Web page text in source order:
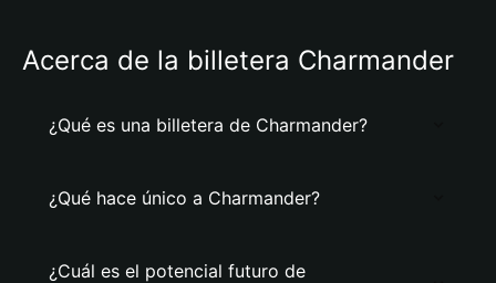
Acerca de la billetera Charmander
¿Qué es una billetera de Charmander?
¿Qué hace único a Charmander?
¿Cuál es el potencial futuro de